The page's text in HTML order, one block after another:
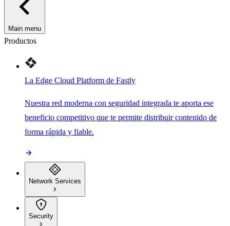
Main menu
Productos
La Edge Cloud Platform de Fastly
Nuestra red moderna con seguridad integrada te aporta ese
beneficio competitivo que te permite distribuir contenido de
forma rápida y fiable.
Network Services
Security